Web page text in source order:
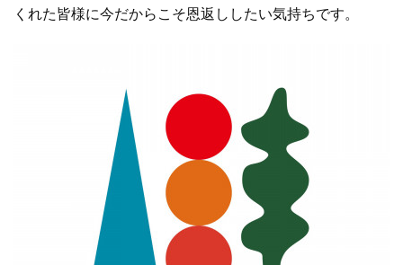
くれた皆様に今だからこそ恩返ししたい気持ちです。